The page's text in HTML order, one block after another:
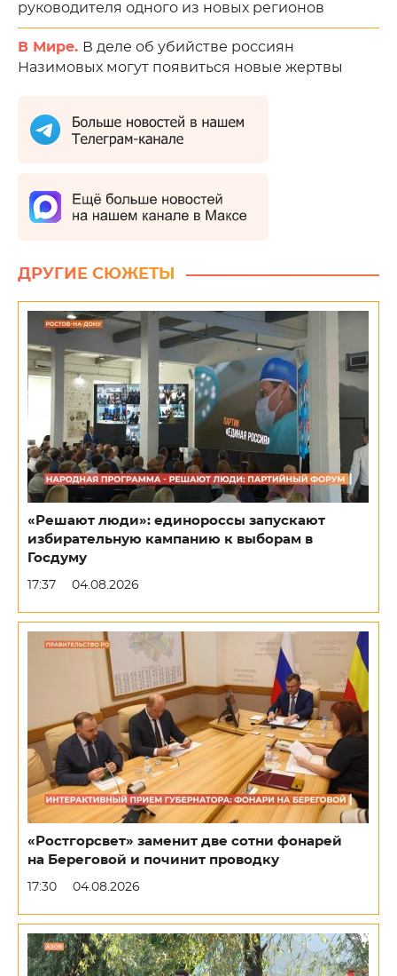
руководителя одного из новых регионов
В Мире. В деле об убийстве россиян
Назимовых могут появиться новые жертвы
ДРУГИЕ СЮЖЕТЫ
«Решают люди»: единороссы запускают
избирательную кампанию к выборам в
Госдуму
17:37 04.08.2026
«Ростгорсвет» заменит две сотни фонарей
на Береговой и починит проводку
17:30 04.08.2026